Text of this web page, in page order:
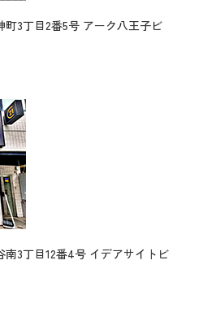
町3丁目2番5号 アーク八王子ビ
南3丁目12番4号 イデアサイトビ